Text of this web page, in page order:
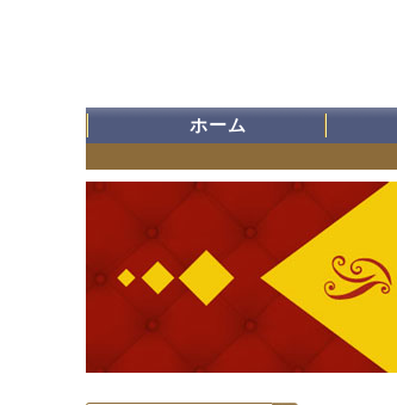
ホーム